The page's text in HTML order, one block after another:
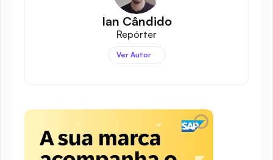
Ian Cândido
Repórter
Ver Autor